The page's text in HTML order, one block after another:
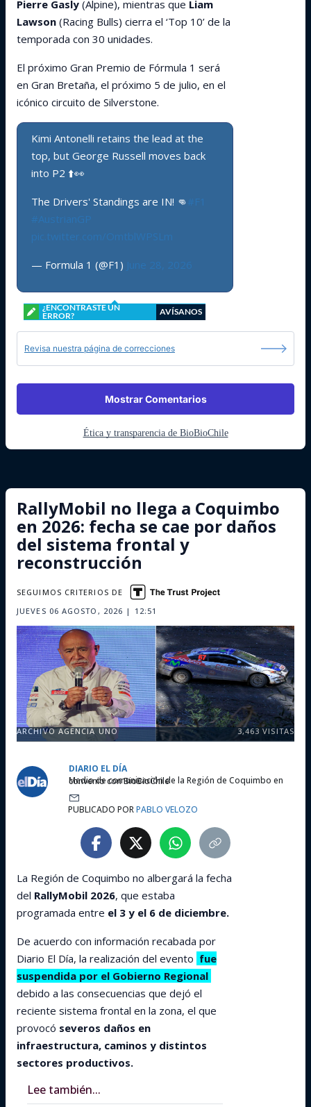
Pierre Gasly (Alpine), mientras que Liam
Lawson (Racing Bulls) cierra el ‘Top 10’ de la
temporada con 30 unidades.
El próximo Gran Premio de Fórmula 1 será
en Gran Bretaña, el próximo 5 de julio, en el
icónico circuito de Silverstone.
Kimi Antonelli retains the lead at the
top, but George Russell moves back
into P2 ⬆️👀
The Drivers' Standings are IN! 👊#F1
#AustrianGP
pic.twitter.com/OmtblWPSLm
— Formula 1 (@F1) June 28, 2026
¿ENCONTRASTE UN
ERROR?
AVÍSANOS
Revisa nuestra página de correcciones
Mostrar Comentarios
Ética y transparencia de BioBioChile
RallyMobil no llega a Coquimbo
en 2026: fecha se cae por daños
del sistema frontal y
reconstrucción
JUEVES 06 AGOSTO, 2026 | 12:51
SEGUIMOS CRITERIOS DE
ARCHIVO AGENCIA UNO 3,463 VISITAS
DIARIO EL DÍA
Medio de comunicación de la Región de Coquimbo en convenio con BioBioChile
PUBLICADO PORPABLO VELOZO
La Región de Coquimbo no albergará la fecha
del RallyMobil 2026, que estaba
programada entre el 3 y el 6 de diciembre.
De acuerdo con información recabada por
Diario El Día, la realización del evento fue
suspendida por el Gobierno Regional
debido a las consecuencias que dejó el
reciente sistema frontal en la zona, el que
provocó severos daños en
infraestructura, caminos y distintos
sectores productivos.
Lee también...